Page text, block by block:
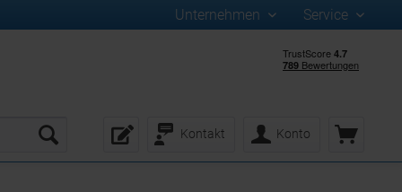
Unternehmen Service
Kontakt Konto